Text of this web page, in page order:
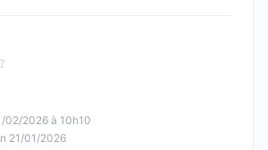
4 van 5
02/2026 à 10h10
21/01/2026